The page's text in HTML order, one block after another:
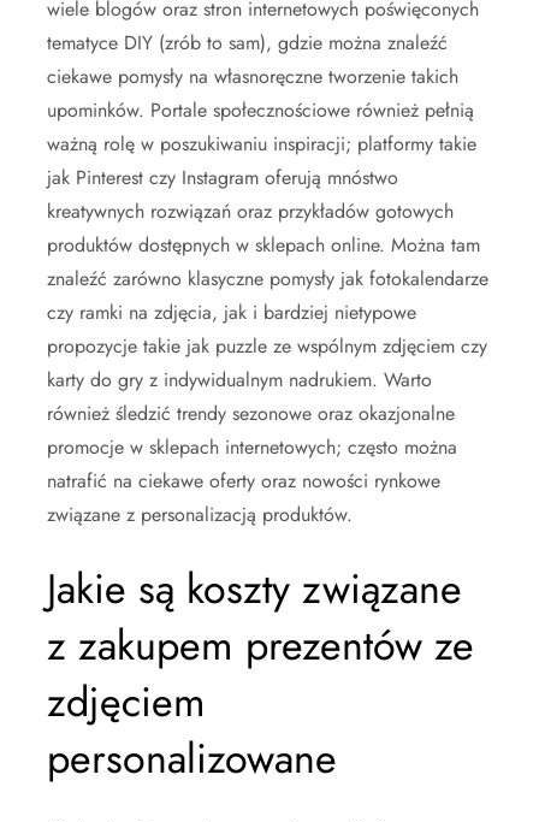
wiele blogów oraz stron internetowych poświęconych
tematyce DIY (zrób to sam), gdzie można znaleźć
ciekawe pomysły na własnoręczne tworzenie takich
upominków. Portale społecznościowe również pełnią
ważną rolę w poszukiwaniu inspiracji; platformy takie
jak Pinterest czy Instagram oferują mnóstwo
kreatywnych rozwiązań oraz przykładów gotowych
produktów dostępnych w sklepach online. Można tam
znaleźć zarówno klasyczne pomysły jak fotokalendarze
czy ramki na zdjęcia, jak i bardziej nietypowe
propozycje takie jak puzzle ze wspólnym zdjęciem czy
karty do gry z indywidualnym nadrukiem. Warto
również śledzić trendy sezonowe oraz okazjonalne
promocje w sklepach internetowych; często można
natrafić na ciekawe oferty oraz nowości rynkowe
związane z personalizacją produktów.
Jakie są koszty związane
z zakupem prezentów ze
zdjęciem
personalizowane